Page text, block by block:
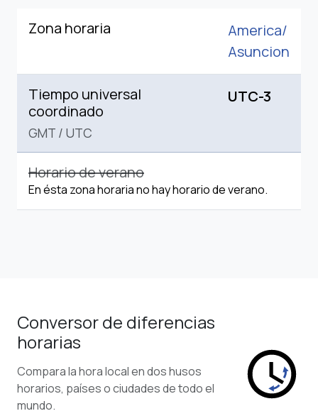
Zona horaria
America/
Asuncion
Tiempo universal
coordinado
GMT / UTC
UTC-3
Horario de verano
En ésta zona horaria no hay horario de verano.
Conversor de diferencias
horarias
Compara la hora local en dos husos
horarios, países o ciudades de todo el
mundo.